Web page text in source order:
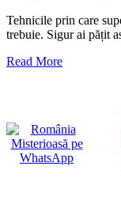
Tehnicile prin care
trebuie. Sigur ai pățit
Read MoreRead
care
te